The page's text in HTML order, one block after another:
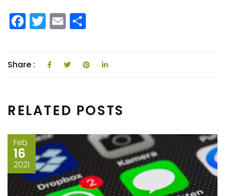
F
a
e
o
o
k
T
w
e
E
m
l p
rti
r
Share :
RELATED POSTS
Feb
16
2021